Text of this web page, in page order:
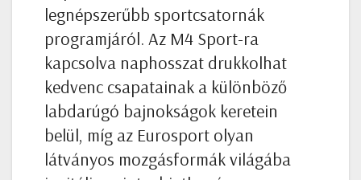
legnépszerűbb sportcsatornák
programjáról. Az M4 Sport-ra
kapcsolva naphosszat drukkolhat
kedvenc csapatainak a különböző
labdarúgó bajnokságok keretein
belül, míg az Eurosport olyan
látványos mozgásformák világába